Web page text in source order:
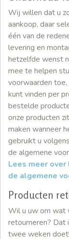
Wij willen dat u
aankoop, daar
één van de
levering en
hetzelfde wenst
mee te helpen
voorwaarden
kunt vinden per
bestelde
onze producten zit
maken wanneer
gebruikt u
de algemene
Lees meer over
de algemene
Producten
Wil u uw om wat
retourneren? Dat
twee weken